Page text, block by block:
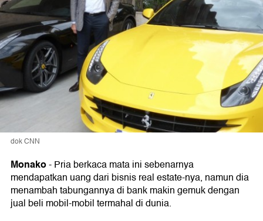
dok CNN
Monako- Pria berkaca mata ini sebenarnya
mendapatkan uang dari bisnis real estate-nya, namun dia
menambah tabungannya di bank makin gemuk dengan
jual beli mobil-mobil termahal di dunia.